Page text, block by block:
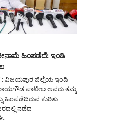
ಹಿಂಪಡೆದೆ: ಇಂಡಿ
ಪಾಟೀಲ ಅವರು ತಮ್ಮ
ಹಿಂಪಡೆದಿರುವ ಕುರಿತು
ನಡೆದ
ನೀಡಿದರು. ಈ..